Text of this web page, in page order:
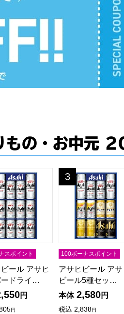
もの・お中元
ムサンドクッキー18個入DS-18【
ビール アサヒスーパードライ缶ビ
スポイント
ール アサヒ
ードライ…
円
円
アサヒビール ア
3
位
100ボーナスポイント
アサヒビール アサ
ビール5種セッ…
本体 2,580円
税込 2,838円